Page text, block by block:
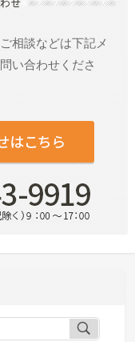
相談などは下記メ
い合わせくださ